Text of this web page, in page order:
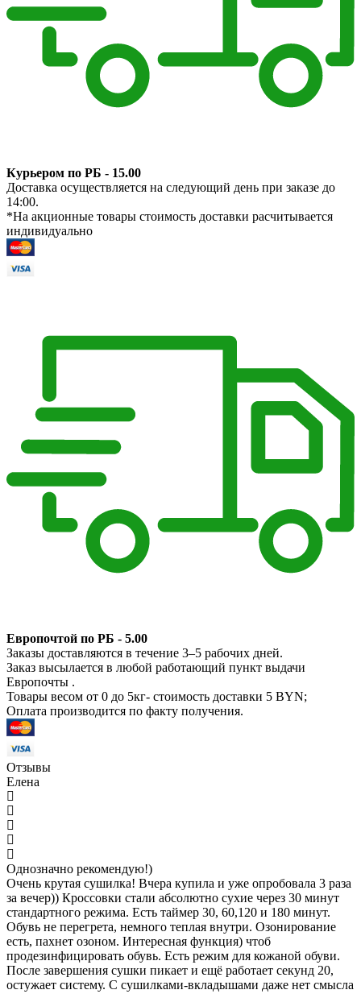
Курьером по РБ - 15.00
Доставка осуществляется на следующий день при заказе до
14:00.
*На акционные товары стоимость доставки расчитывается
индивидуально
Европочтой по РБ - 5.00
Заказы доставляются в течение 3–5 рабочих дней.
Заказ высылается в любой работающий пункт выдачи
Европочты .
Товары весом от 0 до 5кг- стоимость доставки 5 BYN;
Оплата производится по факту получения.
Отзывы
Елена
Однозначно рекомендую!)
Очень крутая сушилка! Вчера купила и уже опробовала 3 раза
за вечер)) Кроссовки стали абсолютно сухие через 30 минут
стандартного режима. Есть таймер 30, 60,120 и 180 минут.
Обувь не перегрета, немного теплая внутри. Озонирование
есть, пахнет озоном. Интересная функция) чтоб
продезинфицировать обувь. Есть режим для кожаной обуви.
После завершения сушки пикает и ещё работает секунд 20,
остужает систему. С сушилками-вкладышами даже нет смысла